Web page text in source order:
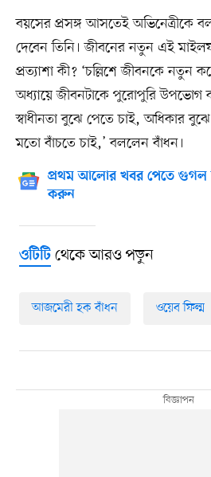
বয়সের প্রসঙ্গ আসতেই অভিনেত্রীকে
দেবেন তিনি। জীবনের নতুন এই
প্রত্যাশা কী? ‘চল্লিশে জীবনকে নতুন
অধ্যায়ে জীবনটাকে পুরোপুরি উপভোগ
স্বাধীনতা বুঝে পেতে চাই, অধিকার
মতো বাঁচতে চাই,’ বললেন বাঁধন।
প্রথম আলোর খবর পেতে গুগল
করুন
ওটিটিথেকে আরও পড়ুন
আজমেরী হক বাঁধন ওয়েব ফিল্ম